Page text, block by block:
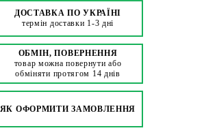
ДОСТАВКА ПО УКРАЇНІ
термін доставки 1-3 дні
ОБМІН, ПОВЕРНЕННЯ
товар можна повернути або
обміняти протягом 14 днів
ЯК ОФОРМИТИ ЗАМОВЛЕННЯ